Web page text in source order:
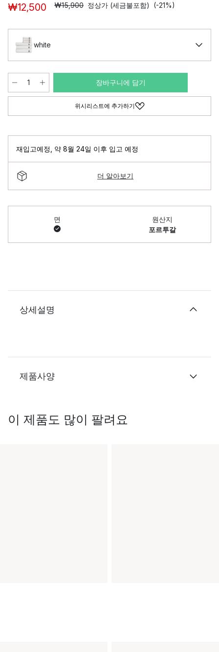
₩12,500 ₩15,900 정상가 (세금불포함) (-21%)
white
장바구니에 담기
위시리스트에 추가하기
재입고예정 약 8월 24일 이후 입고 예정
더 알아보기
면
원산지
포르투갈
상세설명
제품사양
이 제품도 많이 팔려요